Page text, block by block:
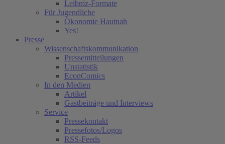
Leibniz-Formate
Für Jugendliche
Ökonomie Hautnah
Yes!
Presse
Wissenschaftskommunikation
Pressemitteilungen
Unstatistik
EconComics
In den Medien
Artikel
Gastbeiträge und Interviews
Service
Pressekontakt
Pressefotos/Logos
RSS-Feeds